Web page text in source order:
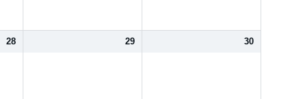
28 29 30